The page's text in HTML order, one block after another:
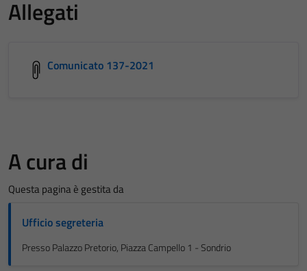
Allegati
Comunicato 137-2021
A cura di
Questa pagina è gestita da
Ufficio segreteria
Presso Palazzo Pretorio, Piazza Campello 1 - Sondrio